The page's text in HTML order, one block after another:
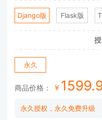
Django版 Flask版
永久
商品价格： ￥
永久授权，永久免费升级